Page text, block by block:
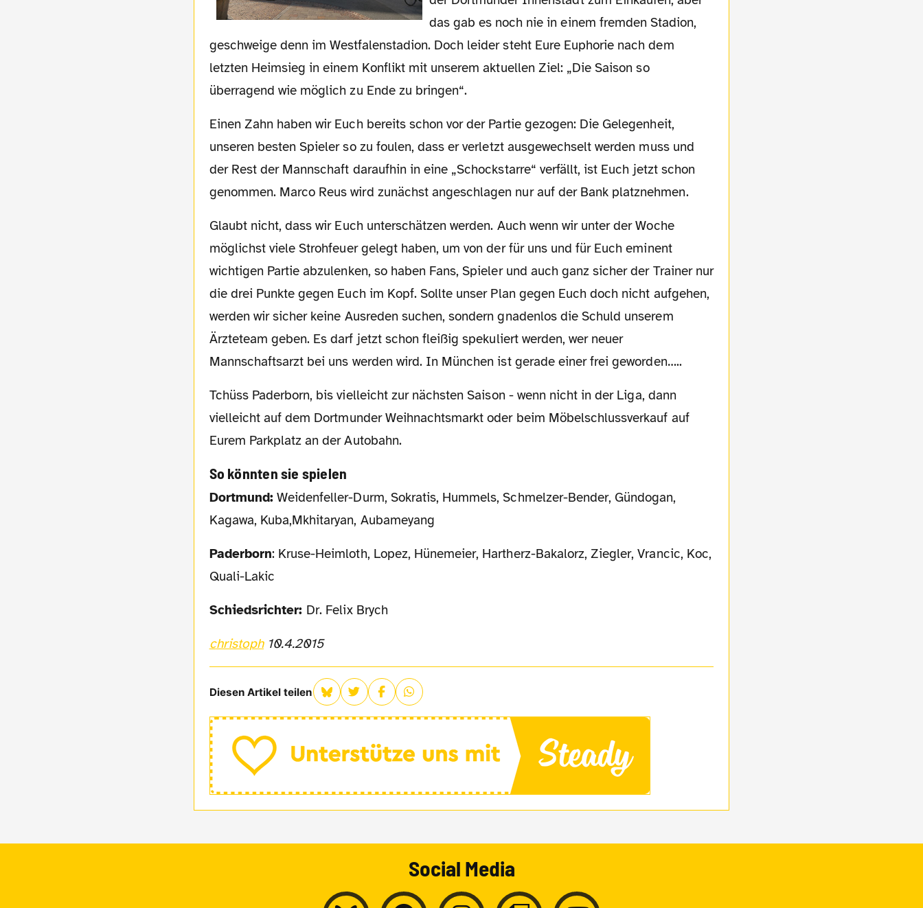
das gab es noch nie in einem fremden Stadion,
geschweige denn im Westfalenstadion. Doch leider steht Eure Euphorie nach dem
letzten Heimsieg in einem Konflikt mit unserem aktuellen Ziel: „Die Saison so
überragend wie möglich zu Ende zu bringen“.
Einen Zahn haben wir Euch bereits schon vor der Partie gezogen: Die Gelegenheit,
unseren besten Spieler so zu foulen, dass er verletzt ausgewechselt werden muss und
der Rest der Mannschaft daraufhin in eine „Schockstarre“ verfällt, ist Euch jetzt schon
genommen. Marco Reus wird zunächst angeschlagen nur auf der Bank platznehmen.
Glaubt nicht, dass wir Euch unterschätzen werden. Auch wenn wir unter der Woche
möglichst viele Strohfeuer gelegt haben, um von der für uns und für Euch eminent
wichtigen Partie abzulenken, so haben Fans, Spieler und auch ganz sicher der Trainer nur
die drei Punkte gegen Euch im Kopf. Sollte unser Plan gegen Euch doch nicht aufgehen,
werden wir sicher keine Ausreden suchen, sondern gnadenlos die Schuld unserem
Ärzteteam geben. Es darf jetzt schon fleißig spekuliert werden, wer neuer
Mannschaftsarzt bei uns werden wird. In München ist gerade einer frei geworden…..
Tchüss Paderborn, bis vielleicht zur nächsten Saison - wenn nicht in der Liga, dann
vielleicht auf dem Dortmunder Weihnachtsmarkt oder beim Möbelschlussverkauf auf
Eurem Parkplatz an der Autobahn.
So könnten sie spielen
Dortmund: Weidenfeller-Durm, Sokratis, Hummels, Schmelzer-Bender, Gündogan,
Kagawa, Kuba,Mkhitaryan, Aubameyang
Paderborn: Kruse-Heimloth, Lopez, Hünemeier, Hartherz-Bakalorz, Ziegler, Vrancic, Koc,
Quali-Lakic
Schiedsrichter: Dr. Felix Brych
christoph10.4.2015
Diesen Artikel teilen
Social Media